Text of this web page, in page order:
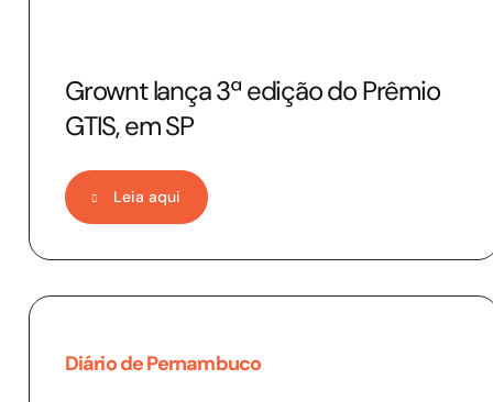
Grownt lança 3ª edição do Prêmio
GTIS, em SP
Leia aqui
Diário de Pernambuco